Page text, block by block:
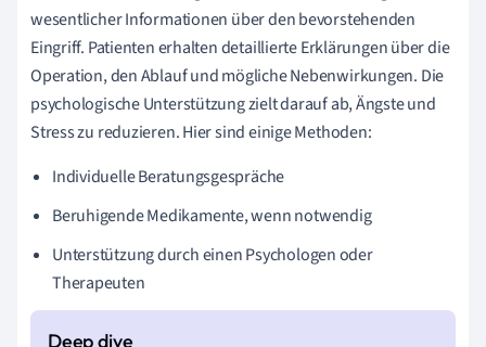
wesentlicher Informationen über den bevorstehenden
Eingriff. Patienten erhalten detaillierte Erklärungen über die
Operation, den Ablauf und mögliche Nebenwirkungen. Die
psychologische Unterstützung zielt darauf ab, Ängste und
Stress zu reduzieren. Hier sind einige Methoden:
Individuelle Beratungsgespräche
Beruhigende Medikamente, wenn notwendig
Unterstützung durch einen Psychologen oder
Therapeuten